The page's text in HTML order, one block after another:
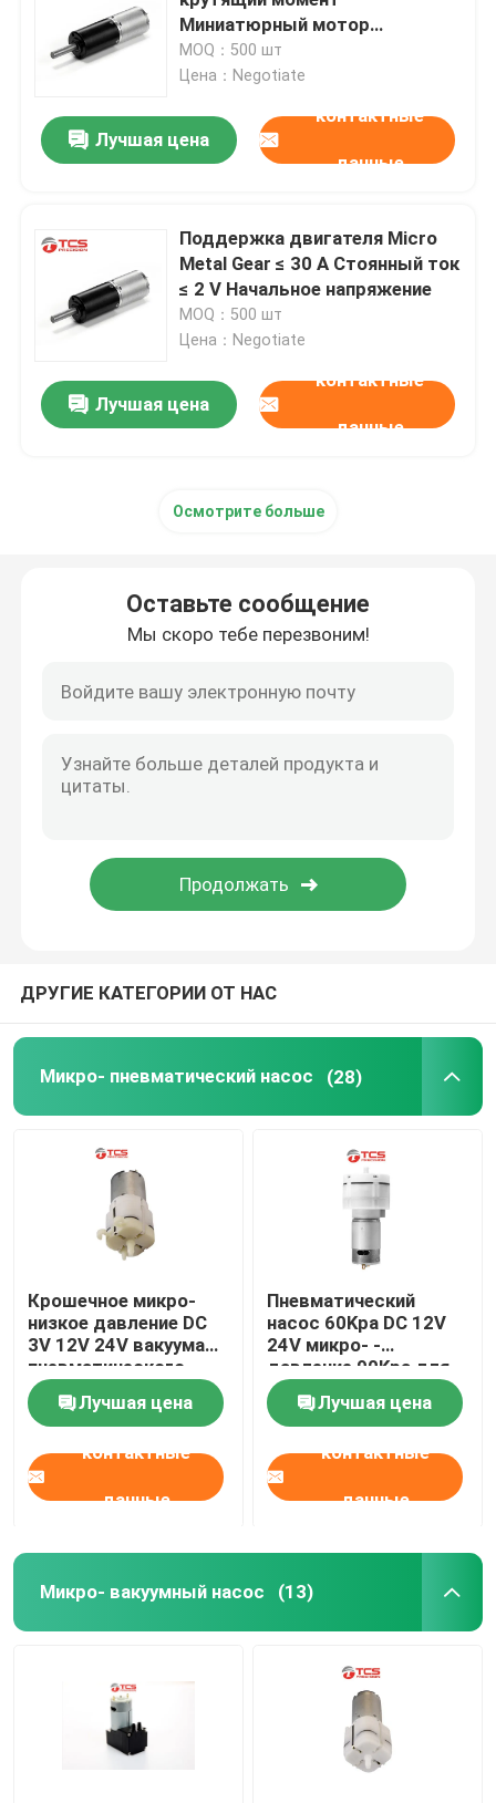
Запросите цитату
Микро- пневматический насос
Микро- клапан воздуха
Воздушный насос для массажных стульев
Микро- мотор шестерни металла
Микро- клапан воды
Микро- перистальтический насос
Электромагнитный насос
Миниатюрный мотор
металлического редуктора с
направлением вращения CCW
MOQ：500 шт
Цена：Negotiate
Лучшая цена
контактные
данные
Поддержка двигателя Micro
Metal Gear ≤ 30 A Стоянный ток
≤ 2 V Начальное напряжение
MOQ：500 шт
Цена：Negotiate
Лучшая цена
контактные
данные
Осмотрите больше
Оставьте сообщение
Мы скоро тебе перезвоним!
ДРУГИЕ КАТЕГОРИИ ОТ НАС
Микро- пневматический насос (28)
Крошечное микро-
низкое давление DC
3V 12V 24V вакуума
пневматического
насоса для
автокреслаЛучшая цена
контактные
данные
Пневматический
насос 60Kpa DC 12V
24V микро- -
давление 90Kpa для
Massager
Лучшая цена
контактные
данные
Микро- вакуумный насос (13)